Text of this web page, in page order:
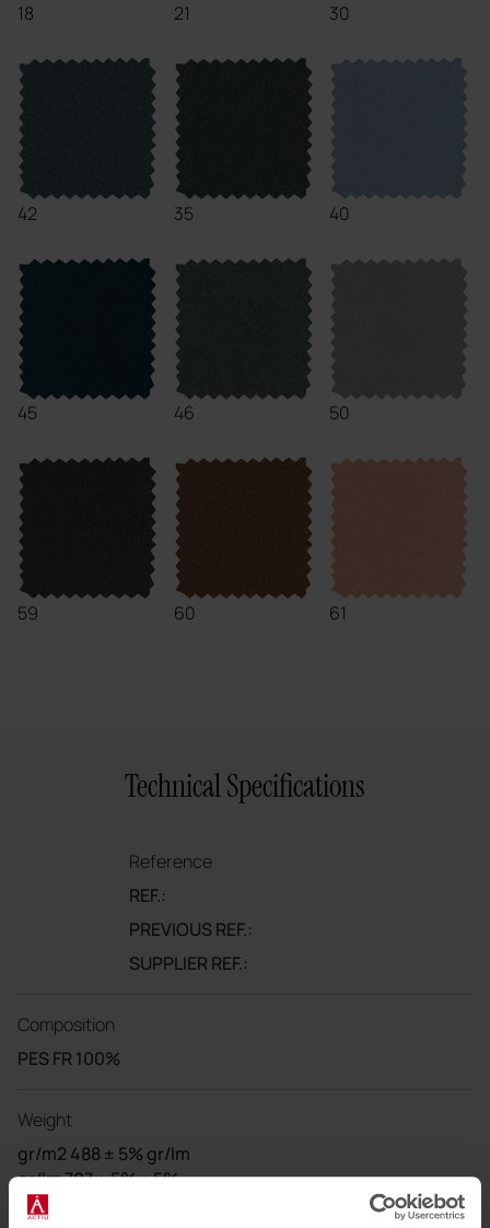
18 21 30
42 35 40
45 46 50
59 60 61
Technical Specifications
Reference
REF.:
PREVIOUS REF.:
SUPPLIER REF.:
Composition
PES FR 100%
Weight
gr/m2 488 ± 5% gr/lm
gr/lm 707 ± 5% ± 5%